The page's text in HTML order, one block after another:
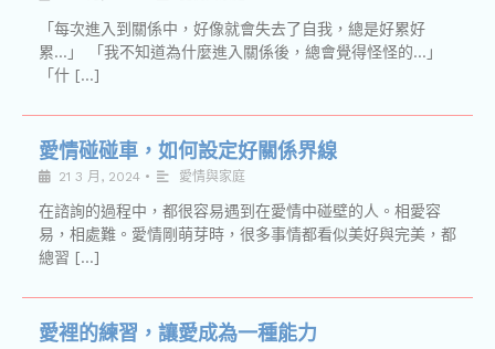
「每次進入到關係中，好像就會失去了自我，總是好累好
累…」 「我不知道為什麼進入關係後，總會覺得怪怪的…」
「什 […]
愛情碰碰車，如何設定好關係界線
21 3 月, 2024 • 愛情與家庭
在諮詢的過程中，都很容易遇到在愛情中碰壁的人。相愛容
易，相處難。愛情剛萌芽時，很多事情都看似美好與完美，都
總習 […]
愛裡的練習，讓愛成為一種能力